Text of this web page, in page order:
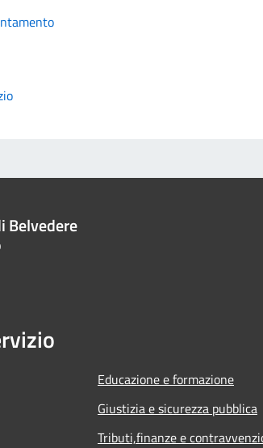
Belvedere
Educazione e formazione
Giustizia e sicurezza pubblica
Tributi,finanze e